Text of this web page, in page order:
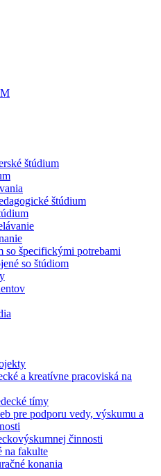
štúdium
štúdium
so špecifickými potrebami
so štúdiom
a kreatívne pracoviská na
tímy
pre podporu vedy, výskumu a
činnosti
na fakulte
konania